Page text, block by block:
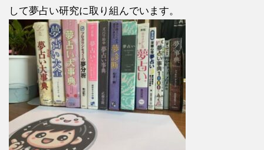
して夢占い研究に取り組んでいます。